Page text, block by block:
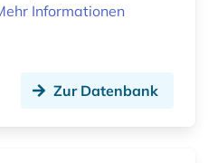
Informationen
Zur Datenbank